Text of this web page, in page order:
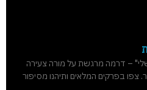
– דרמה מרגשת על מורה צעירה
בפרקים המלאים ותיהנו מסיפור